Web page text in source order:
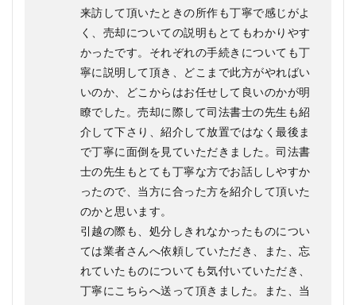
来訪して頂いたときの所作も丁寧で感じがよ
く、売却についての説明もとてもわかりやす
かったです。それぞれの手続きについても丁
寧に説明して頂き、どこまで此方がやればい
いのか、どこからはお任せして良いのかが明
瞭でした。売却に際して司法書士の先生も紹
介して下さり、紹介して放置ではなく最後ま
で丁寧に面倒を見ていただきました。司法書
士の先生もとても丁寧な方でお話ししやすか
ったので、当方に合った方を紹介して頂いた
のかと思います。
引越の際も、処分しきれなかったものについ
ては業者さんへ依頼していただき、また、忘
れていたものについても気付いていただき、
丁寧にこちらへ送って頂きました。また、当